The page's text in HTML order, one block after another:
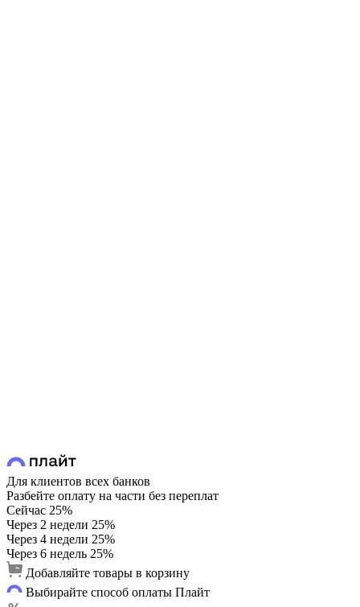
Для клиентов всех банков
Разбейте оплату на части без переплат
Сейчас 25%
Через 2 недели 25%
Через 4 недели 25%
Через 6 недель 25%
Добавляйте товары в корзину
Выбирайте способ оплаты Плайт